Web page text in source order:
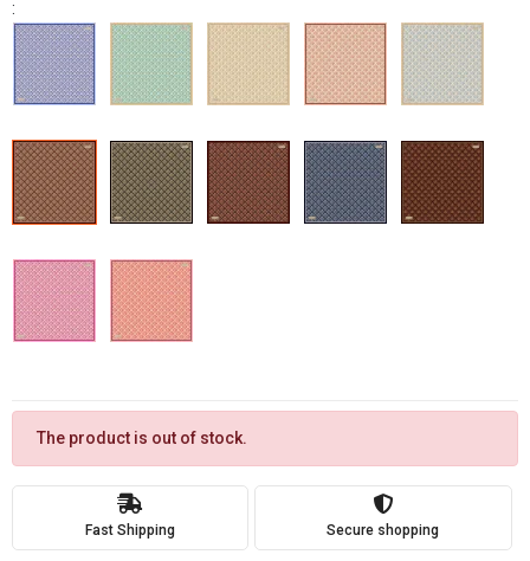
:
The product is out of stock.
Fast Shipping Secure shopping